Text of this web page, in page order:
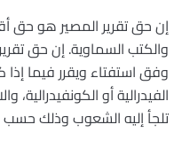
إن حق تقرير المصير هو حق
والكتب السماوية. إن حق
وفق استفتاء ويقرر فيما إذا
الفيدرالية أو
تلجأ إليه الشعوب وذلك حسب